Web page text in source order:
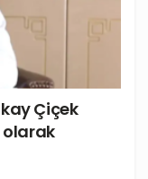
Çiçek
olarak